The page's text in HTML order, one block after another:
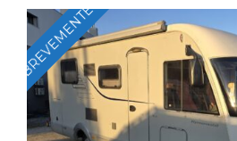
BREVEMENTE